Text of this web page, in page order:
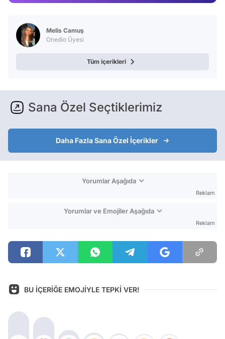
Melis Camuş
Onedio Üyesi
Tüm içerikleri
Sana Özel Seçtiklerimiz
Daha Fazla Sana Özel İçerikler
Yorumlar Aşağıda
Reklam
Yorumlar ve Emojiler Aşağıda
Reklam
BU İÇERİĞE EMOJİYLE TEPKİ VER!